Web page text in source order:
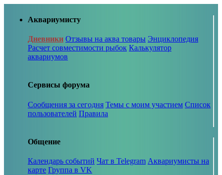
Аквариумисту
Дневники Отзывы на аква товары Энциклопедия
Расчет совместимости рыбок Калькулятор
аквариумов
Сервисы форума
Сообщения за сегодня Темы с моим участием Список
пользователей Правила
Общение
Календарь событий Чат в Telegram Аквариумисты на
карте Группа в VK